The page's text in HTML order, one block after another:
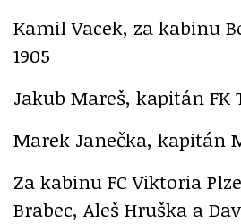
Kamil Vacek, za kabinu
1905
Jakub Mareš, kapitán FK
Marek Janečka, kapitán
Za kabinu FC Viktoria
Brabec, Aleš Hruška a